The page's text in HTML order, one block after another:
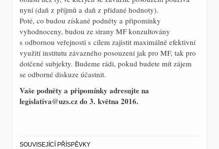
nyní (daň z příjmů a daň z přidané hodnoty).
Poté, co budou získané podněty a připomínky
vyhodnoceny, budou ze strany MF konzultovány
s odbornou veřejností s cílem zajistit maximálně efektivní
využití institutu závazného posouzení jak pro MF, tak pro
dotčené subjekty. Budeme rádi, pokud budete mít zájem
se odborné diskuze účastnit.
Vaše podněty a připomínky adresujte na
legislativa@uzs.cz do 3. května 2016.
SOUVISEJÍCÍ PŘÍSPĚVKY